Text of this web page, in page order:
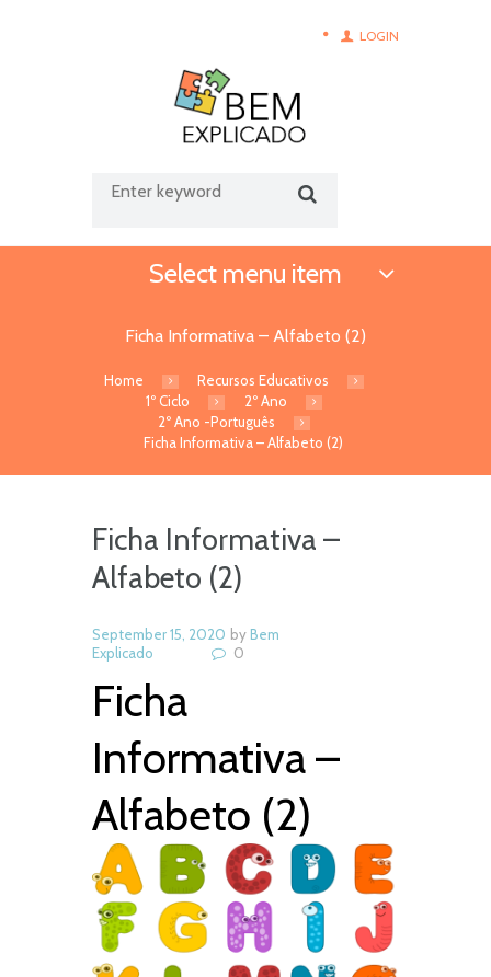
LOGIN
Select menu item
Ficha Informativa – Alfabeto (2)
Home
Recursos Educativos
1º Ciclo
2º Ano
2º Ano -Português
Ficha Informativa – Alfabeto (2)
Ficha Informativa –
Alfabeto (2)
September 15, 2020 byBem
Explicado
0
Ficha
Informativa –
Alfabeto (2)